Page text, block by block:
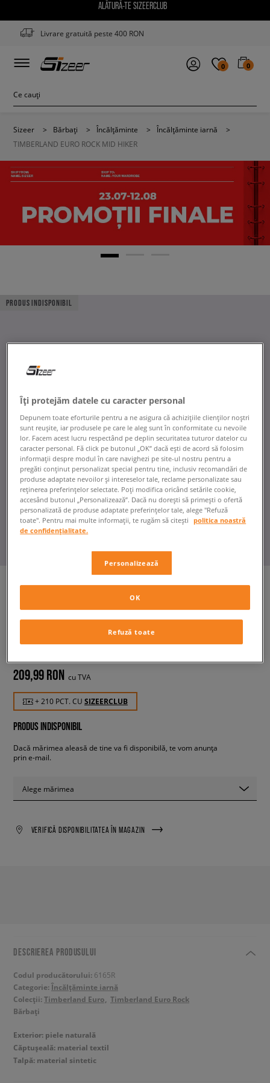
ALĂTURĂ-TE SIZEERCLUB
Livrare gratuită peste 400 RON
0 0
Sizeer > Bărbați > Încălțăminte > Încălțăminte iarnă
>
TIMBERLAND EURO ROCK MID HIKER
PRODUS INDISPONIBIL
TIMBERLAND EURO ROCK
MID HIKER
209,99 RON cu TVA
+ 210 PCT. CU SIZEERCLUB
PRODUS INDISPONIBIL
Dacă mărimea aleasă de tine va fi disponibilă, te vom anunța
prin e-mail.
Alege mărimea
VERIFICĂ DISPONIBILITATEA ÎN MAGAZIN
DESCRIEREA PRODUSULUI
Codul producătorului: 6165R
Categorie:Încălțăminte iarnă
Colecții:Timberland Euro Timberland Euro Rock
Bărbați
Exterior: piele naturală
Căptușeală: material textil
Talpă: material sintetic
Îți protejăm datele cu caracter personal
Depunem toate eforturile pentru a ne asigura că achizițiile clienților noștri
sunt reușite, iar produsele pe care le aleg sunt în conformitate cu nevoile
lor. Facem acest lucru respectând pe deplin securitatea tuturor datelor cu
caracter personal. Fă click pe butonul „OK” dacă ești de acord să folosim
informații despre modul în care navighezi pe site-ul nostru pentru a
pregăti conținut personalizat special pentru tine, inclusiv recomandări de
produse adaptate nevoilor și intereselor tale, reclame personalizate sau
reținerea preferințelor selectate. Poți modifica oricând setările cookie,
accesând butonul „Personalizează”. Dacă nu dorești să primești o ofertă
personalizată de produse adaptate preferințelor tale, alege "Refuză
toate". Pentru mai multe informații, te rugăm să citești
politica noastră
de confidențialitate.
Personalizează
Refuză toate
OK